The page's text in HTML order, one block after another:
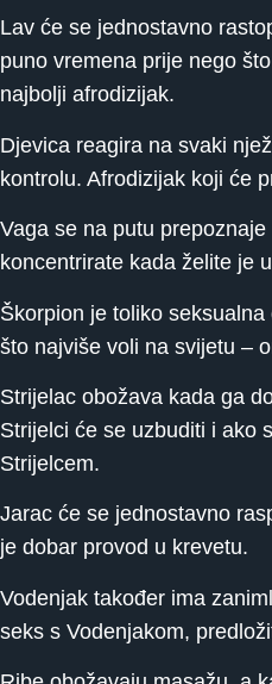
Lav će se jednostavno
puno vremena prije nego
najbolji afrodizijak.
Djevica reagira na svaki
kontrolu. Afrodizijak koji će
Vaga se na putu
koncentrirate kada želite je
Škorpion je toliko
što najviše voli na svijetu –
Strijelac obožava kada ga
Strijelci će se uzbuditi i ako
Strijelcem.
Jarac će se jednostavno
je dobar provod u krevetu.
Vodenjak također ima
seks s Vodenjakom,